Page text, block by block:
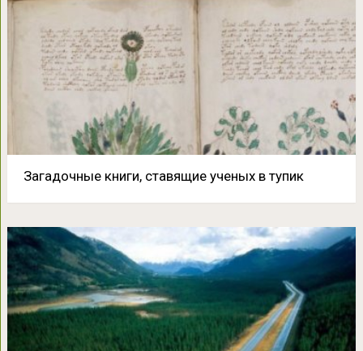
Загадочные книги, ставящие ученых в тупик